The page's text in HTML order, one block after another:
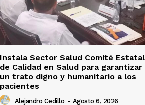
Instala Sector Salud Comité Estatal
de Calidad en Salud para garantizar
un trato digno y humanitario a los
pacientes
Alejandro Cedillo - Agosto 6, 2026